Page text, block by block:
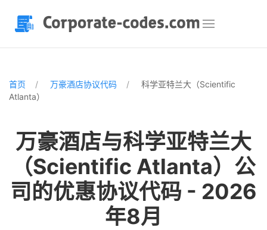
首页 万豪酒店协议代码
科学亚特兰大（Scientific
Atlanta）
万豪酒店与科学亚特兰大
（Scientific Atlanta）公
司的优惠协议代码 - 2026
年8月